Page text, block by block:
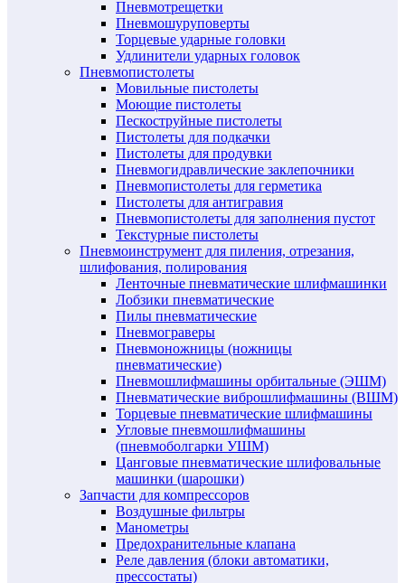
Пневмотрещетки
Пневмошуруповерты
Торцевые ударные головки
Удлинители ударных головок
Пневмопистолеты
Мовильные пистолеты
Моющие пистолеты
Пескоструйные пистолеты
Пистолеты для подкачки
Пистолеты для продувки
Пневмогидравлические заклепочники
Пневмопистолеты для герметика
Пистолеты для антигравия
Пневмопистолеты для заполнения пустот
Текстурные пистолеты
Пневмоинструмент для пиления, отрезания,
шлифования, полирования
Ленточные пневматические шлифмашинки
Лобзики пневматические
Пилы пневматические
Пневмограверы
Пневмоножницы (ножницы
пневматические)
Пневмошлифмашины орбитальные (ЭШМ)
Пневматические виброшлифмашины (ВШМ)
Торцевые пневматические шлифмашины
Угловые пневмошлифмашины
(пневмоболгарки УШМ)
Цанговые пневматические шлифовальные
машинки (шарошки)
Запчасти для компрессоров
Воздушные фильтры
Манометры
Предохранительные клапана
Реле давления (блоки автоматики,
прессостаты)